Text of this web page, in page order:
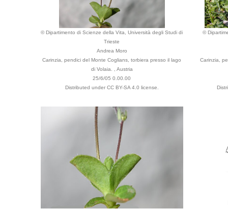
© Dipartimento di Scienze della Vita, Università degli Studi di
Trieste
Andrea Moro
Carinzia, pendici del Monte Coglians, torbiera presso il lago
di Volaia. , Austria
25/6/05 0.00.00
Distributed under CC BY-SA 4.0 license.
©
Carinzia,